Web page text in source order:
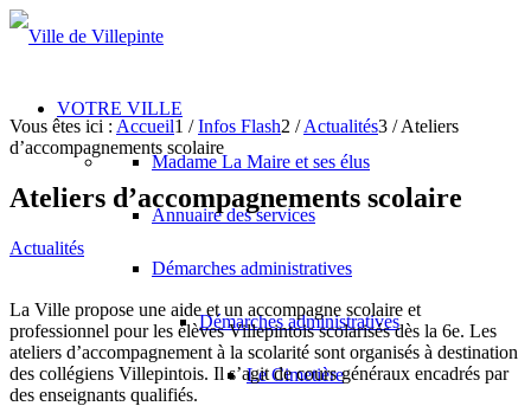
VOTRE VILLE
Madame La Maire et ses élus
Annuaire des services
Démarches administratives
Démarches administratives
Le Cimetière
Vous êtes ici : Accueil1 / Infos Flash2 / Actualités3 / Ateliers
d’accompagnements scolaire
Ateliers d’accompagnements scolaire
Actualités
La Ville propose une aide et un accompagne scolaire et
professionnel pour les élèves Villepintois scolarisés dès la 6e. Les
ateliers d’accompagnement à la scolarité sont organisés à destination
des collégiens Villepintois. Il s’agit de cours généraux encadrés par
des enseignants qualifiés.